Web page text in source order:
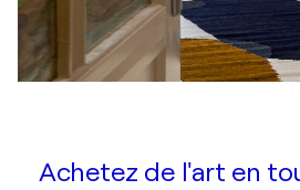
Achetez de l'art en